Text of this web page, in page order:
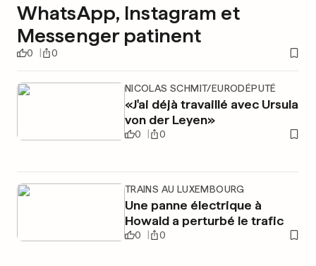
WhatsApp, Instagram et
Messenger patinent
0 0
NICOLAS SCHMIT/EURODÉPUTÉ
«J'ai déjà travaillé avec Ursula
von der Leyen»
0 0
TRAINS AU LUXEMBOURG
Une panne électrique à
Howald a perturbé le trafic
0 0